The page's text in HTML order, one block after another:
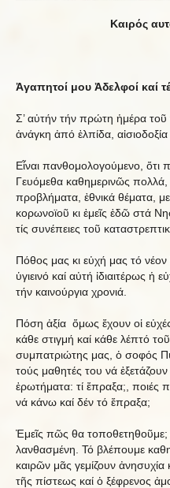
Καιρός
Ἀγαπητοί μου Ἀδελφοί καί
Σ’ αὐτήν τήν πρώτη ἡμέρα τοῦ
ἀνάγκη ἀπό ἐλπίδα, αἰσιοδοξία
Εἶναι πανθομολογούμενο, ὅτι
Γευόμεθα καθημερινῶς πολλά,
προβλήματα, ἐθνικά θέματα,
κορωνοϊοῦ κι ἐμεῖς ἐδῶ στά
τίς συνέπειες τοῦ
Πόθος μας κι εὐχή μας τό νέον
ὑγιεινό καί αὐτή ἰδιαιτέρως
τήν καινούργια χρονιά.
Πόση ἀξία ὅμως ἔχουν οἱ
κάθε στιγμή καί κάθε λέπτό
συμπατριώτης μας, ὁ σοφός
τούς μαθητές του νά
ἐρωτήματα: τί ἔπραξα;, ποιές
νά κάνω καί δέν τό ἔπραξα;
Ἐμεῖς πῶς θα τοποθετηθοῦμε;
λανθασμένη. Τό βλέπουμε
καιρῶν μᾶς γεμίζουν
τῆς πίστεως καί ὁ ξέφρενος